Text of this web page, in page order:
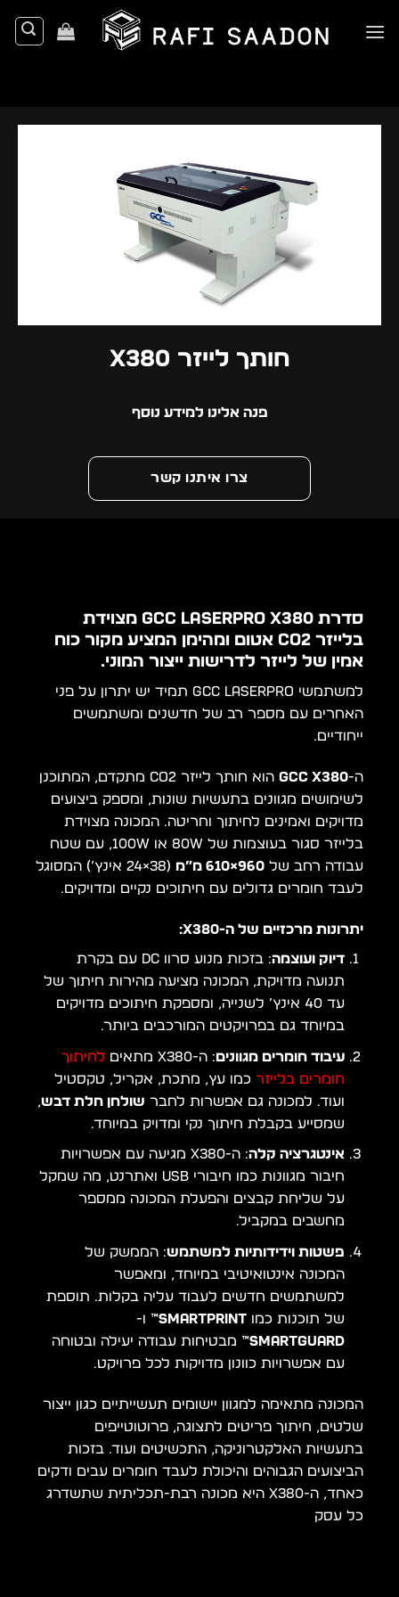
to
חותך לייזר X380
פנה אלינו למידע נוסף
צרו איתנו קשר
סדרת GCC LaserPro X380 מצוידת
בלייזר CO2 אטום ומהימן המציע מקור כוח
אמין של לייזר לדרישות ייצור המוני.
למשתמשי GCC LaserPro תמיד יש יתרון על פני
האחרים עם מספר רב של חדשנים ומשתמשים
ייחודיים.
ה-GCC X380
הוא חותך לייזר CO2 מתקדם, המתוכנן
לשימושים מגוונים בתעשיות שונות, ומספק ביצועים
מדויקים ואמינים לחיתוך וחריטה. המכונה מצוידת
בלייזר סגור בעוצמות של 80W או 100W, עם שטח
עבודה רחב של 960×610 מ”מ
(38×24 אינץ’) המסוגל
לעבד חומרים גדולים עם חיתוכים נקיים ומדויקים.
יתרונות מרכזיים של ה-X380:
דיוק ועוצמה
: בזכות מנוע סרוו DC עם בקרת
תנועה מדויקת, המכונה מציעה מהירות חיתוך של
עד 40 אינץ’ לשנייה, ומספקת חיתוכים מדויקים
במיוחד גם בפרויקטים המורכבים ביותר.
עיבוד חומרים מגוונים: ה-X380 מתאים
לחיתוך
חומרים בלייזרכמו עץ, מתכת, אקריל, טקסטיל
ועוד. למכונה גם אפשרות לחבר שולחן חלת דבש,
שמסייע בקבלת חיתוך נקי ומדויק במיוחד.
אינטגרציה קלה
: ה-X380 מגיעה עם אפשרויות
חיבור מגוונות כמו חיבורי USB ואתרנט, מה שמקל
על שליחת קבצים והפעלת המכונה ממספר
מחשבים במקביל.
פשטות וידידותיות למשתמש: הממשק של
המכונה אינטואיטיבי במיוחד, ומאפשר
למשתמשים חדשים לעבוד עליה בקלות. תוספת
של תוכנות כמו SmartPRINT™ ו-
SmartGUARD™ מבטיחות עבודה יעילה ובטוחה
עם אפשרויות כוונון מדויקות לכל פרויקט.
המכונה מתאימה למגוון יישומים תעשייתיים כגון ייצור
שלטים, חיתוך פריטים לתצוגה, פרוטוטייפים
בתעשיות האלקטרוניקה, התכשיטים ועוד. בזכות
הביצועים הגבוהים והיכולת לעבד חומרים עבים ודקים
כאחד, ה-X380 היא מכונה רבת-תכליתית שתשדרג
כל עסק